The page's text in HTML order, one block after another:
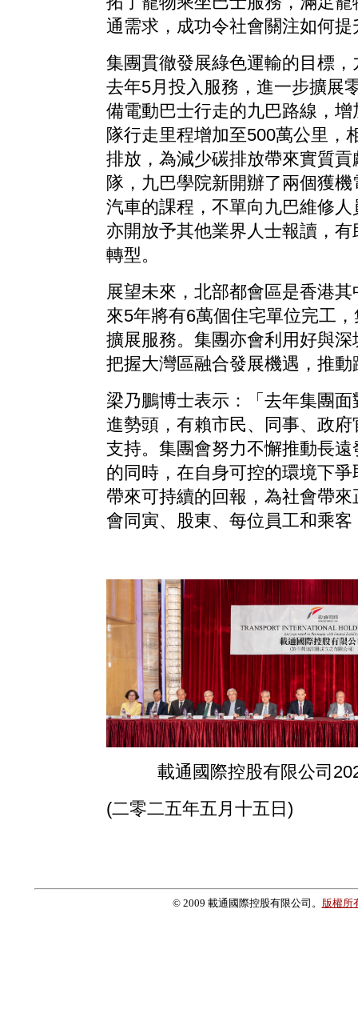
通需求，成功令社會關注如何
集團貫徹發展綠色運輸的目標
去年5月投入服務，進一步擴展
備電動巴士行走的九巴路線，
隊行走里程增加至500萬公里，
排放，為減少碳排放帶來實質
隊，九巴學院新開辦了兩個獲
汽車的課程，不單向九巴維修
亦開放予其他業界人士報讀，
轉型。
展望未來，北部都會區是香港
來5年將有6萬個住宅單位完工
擴展服務。集團亦會利用好與
把握大灣區融合發展機遇，推
梁乃鵬博士表示：「去年集團
進勢頭，有賴市民、同事、政
支持。集團會努力不懈推動長
的同時，在自身可控的環境下
帶來可持續的回報，為社會帶
會同寅、股東、每位員工和乘
載通國際控股有限公司
(二零二五年五月十五日)
© 2009 載通國際控股有限公司。 版權所